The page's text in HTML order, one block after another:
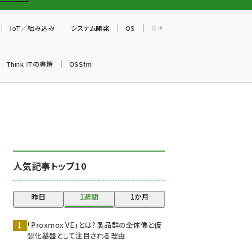
仲間と築いた勝利の絆～
drupal (1955)
genai (1483)
abc123 (1358)
IoT／組み込み システム開発 OS ミドルウェア
Think ITの書籍 OSSfm
人気記事トップ10
昨日 1週間 1か月
「Proxmox VE」とは? 製品群の全体像と仮
想化基盤として注目される理由